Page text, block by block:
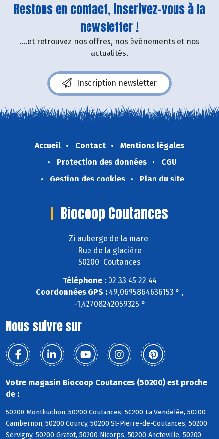
Restons en contact, inscrivez-vous à la
newsletter !
....et retrouvez nos offres, nos événements et nos
actualités.
Inscription newsletter
Accueil Contact
Mentions légales
Protection des données
CGU
Gestion des cookies
Plan du site
Biocoop Coutances
Zi auberge de la mare
Rue de la glacière
50200 Coutances
Téléphone :02 33 45 22 44
Coordonnées GPS :49,0695864636153 ° ,
-1,42708242059325 °
Nous suivre sur
Votre magasin Biocoop Coutances (50200) est proche
de :
50200 Monthuchon, 50200 Coutances, 50200 La Vendelée, 50200
Cambernon, 50200 Courcy, 50200 St-Pierre-de-Coutances, 50200
Servigny, 50200 Gratot, 50200 Nicorps, 50200 Ancteville, 50200